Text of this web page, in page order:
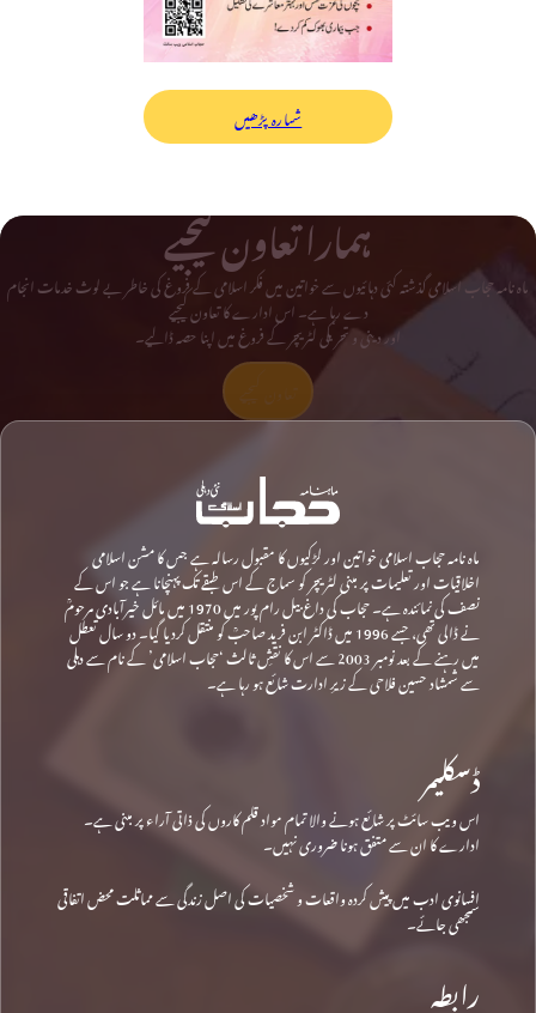
شمارہ پڑھیں
ہمارا تعاون کیجیے
ماہ نامہ حجاب اسلامی گذشتہ کئی دہائیوں سے خواتین میں فکر اسلامی کے فروغ کی خاطر بے لوث خدمات انجام
دے رہا ہے۔ اس ادارے کا تعاون کیجیے
اور دینی و تحریکی لٹریچر کے فروغ میں اپنا حصہ ڈالیے۔
ماہ نامہ حجاب اسلامی خواتین اور لڑکیوں کا مقبول رسالہ ہے جس کا مشن اسلامی
اخلاقیات اور تعلیمات پر مبنی لٹریچر کو سماج کے اس طبقے تک پہنچانا ہے جو اس کے
نصف کی نمائندہ ہے۔ حجاب کی داغ بیل رام پور میں 1970 میں مائل خیرآبادی مرحومؒ
نے ڈالی تھی، جسے 1996 میں ڈاکٹر ابن فرید صاحبؒ کو منتقل کردیا گیا۔ دو سال تعطل
میں رہنے کے بعد نومبر 2003 سے اس کا نقشِ ثالث ‘حجاب اسلامی’ کے نام سے دہلی
سے شمشاد حسین فلاحی کے زیرِ ادارت شائع ہو رہا ہے۔
ڈسکلیمر
اس ویب سائٹ پر شائع ہونے والا تمام مواد قلم کاروں کی ذاتی آراء پر مبنی ہے۔
ادارے کا ان سے متفق ہونا ضروری نہیں۔
افسانوی ادب میں پیش کردہ واقعات و شخصیات کی اصل زندگی سے مماثلت محض اتفاقی
سمجھی جائے۔
رابطہ